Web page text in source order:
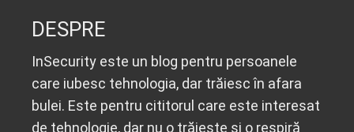
DESPRE
InSecurity este un blog pentru persoanele
care iubesc tehnologia, dar trăiesc în afara
bulei. Este pentru cititorul care este interesat
de tehnologie, dar nu o trăiește și o respiră